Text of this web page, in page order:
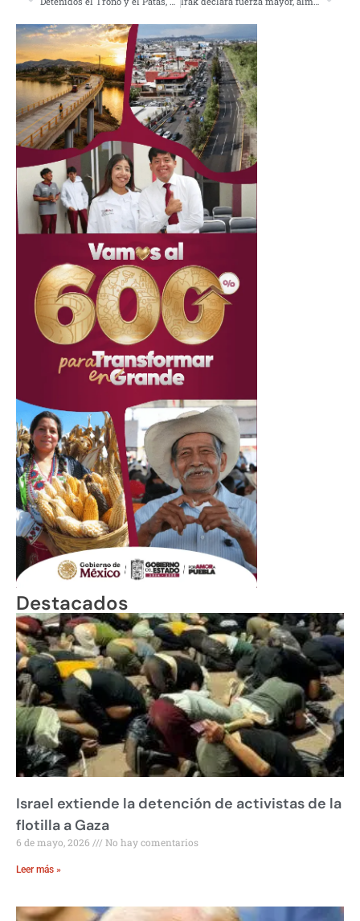
Destacados
Israel extiende la detención de activistas de la
flotilla a Gaza
6 de mayo, 2026 No hay comentarios
Leer más »